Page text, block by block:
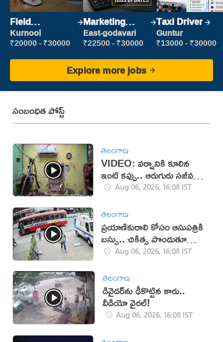
Field
Marketing
Executive
Kurnool
₹20000 - ₹30000
Marketing
Executive
East-godavari
₹22500 - ₹30000
Taxi Driver
Guntur
₹13000 - ₹30000
Explore more jobs
సంబంధిత పోస్ట్
తెలంగాణ
VIDEO: వర్షానికి కూలిన
ఇంటి కప్పు.. ఆరుగురు సజీవ
సమాధి!Aug 06, 2026, 16:08 IST
తెలంగాణ
ప్రయాణికురాలి కోసం ఆసుపత్రికి
బస్సు.. చికిత్స పొందుతూ
మహిళ మృతి!
Aug 06, 2026, 16:08 IST
తెలంగాణ
డివైడర్‌ను ఢీకొట్టిన కారు..
వీడియో వైరల్!
Aug 06, 2026, 16:08 IST